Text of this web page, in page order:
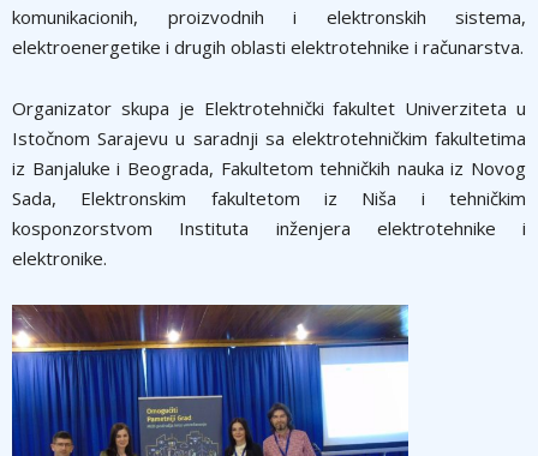
komunikacionih, proizvodnih i elektronskih sistema,
elektroenergetike i drugih oblasti elektrotehnike i računarstva.
Organizator skupa je Elektrotehnički fakultet Univerziteta u
Istočnom Sarajevu u saradnji sa elektrotehničkim fakultetima
iz Banjaluke i Beograda, Fakultetom tehničkih nauka iz Novog
Sada, Elektronskim fakultetom iz Niša i tehničkim
kosponzorstvom Instituta inženjera elektrotehnike i
elektronike.